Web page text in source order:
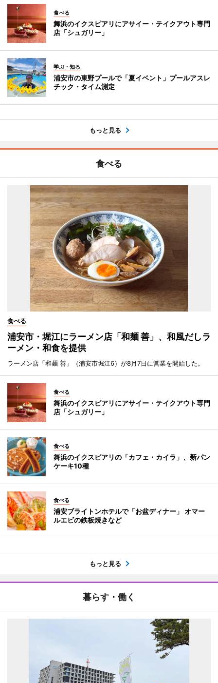
食べる
舞浜のイクスピアリにアサイー・テイクアウト専門
店「シュガリー」
学ぶ・知る
浦安市の東野プールで「夏イベント」プールアスレ
チック・タイム測定
もっと見る
食べる
食べる
浦安市・堀江にラーメン店「和麺 善」、和風だしラ
ーメン・和食を提供
ラーメン店「和麺 善」（浦安市堀江6）が8月7日に営業を開始した。
食べる
舞浜のイクスピアリにアサイー・テイクアウト専門
店「シュガリー」
食べる
舞浜のイクスピアリの「カフェ・カイラ」、新パン
ケーキ10種
食べる
浦安ブライトンホテルで「お盆ディナー」 オマー
ルエビの鉄板焼きなど
もっと見る
暮らす・働く